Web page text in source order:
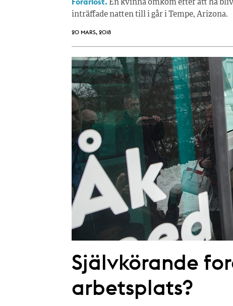
En kvinna omkom efter att ha
inträffade natten till i går i Tempe, Arizona.
20 MARS, 2018
Självkörande
arbetsplats?